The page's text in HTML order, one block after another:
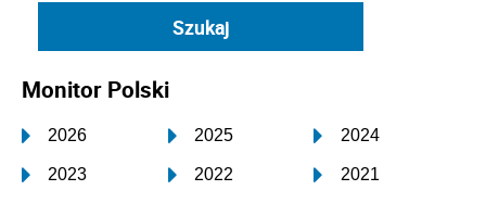
Monitor Polski
2026 2025 2024
2023 2022 2021